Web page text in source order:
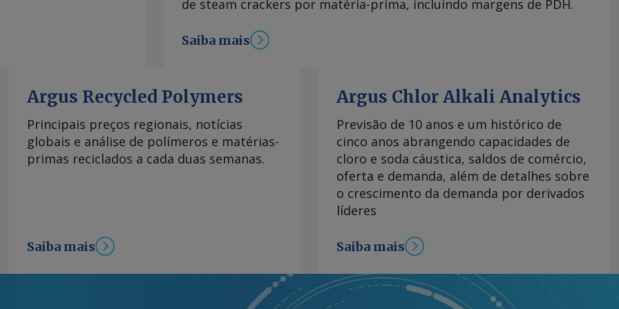
entre janeiro-
de 10pc frente
Rússia (5pc).
nos portos
de rastreamento
queda de
de metanol pela
fevereiro, na
cerca de 200.000t
de steam crackers por matéria-prima, incluindo margens de PDH.
Saiba mais
Argus Recycled Polymers
Principais preços regionais, notícias
globais e análise de polímeros e matérias-
primas reciclados a cada duas semanas.
Saiba mais
Argus Chlor Alkali Analytics
Previsão de 10 anos e um histórico de
cinco anos abrangendo capacidades de
cloro e soda cáustica, saldos de comércio,
oferta e demanda, além de detalhes sobre
o crescimento da demanda por derivados
líderes
Saiba mais